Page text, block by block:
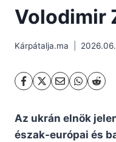
Volodimir
Kárpátalja.ma
Az ukrán elnök
észak-európai és